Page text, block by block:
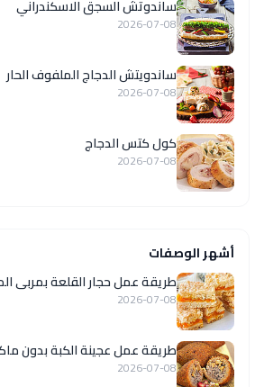
ساندوتش السجق الاسكندراني
2026-07-08
ساندويتش الدجاج الملفوف الحار
2026-07-08
كول كتس الدجاج
2026-07-08
أشهر الوصفات
طريقة عمل حجار القلعة
2026-07-08
طريقة عمل عجينة الكبة بدون
2026-07-08